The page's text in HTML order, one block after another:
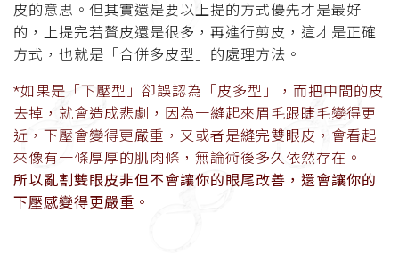
皮的意思。但其實還是要以上提的方式優先才是最好
的，上提完若贅皮還是很多，再進行剪皮，這才是正確
方式，也就是「合併多皮型」的處理方法。
*如果是「下壓型」卻誤認為「皮多型」，而把中間的皮
去掉，就會造成悲劇，因為一縫起來眉毛跟睫毛變得更
近，下壓會變得更嚴重，又或者是縫完雙眼皮，會看起
來像有一條厚厚的肌肉條，無論術後多久依然存在。
所以亂割雙眼皮非但不會讓你的眼尾改善，還會讓你的
下壓感變得更嚴重。